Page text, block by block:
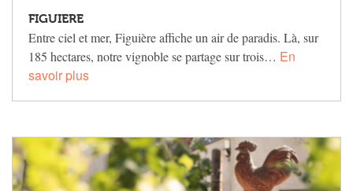
FIGUIERE
Entre ciel et mer, Figuière affiche un air de paradis. Là, sur
185 hectares, notre vignoble se partage sur trois… En
savoir plus